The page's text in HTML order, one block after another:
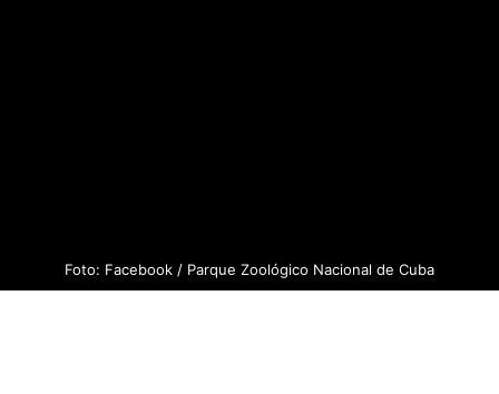
Foto: Facebook / Parque Zoológico Nacional de Cuba